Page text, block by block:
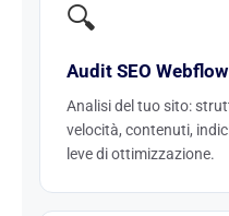
🔍
Audit SEO Webflow
Analisi del tuo sito:
velocità, contenuti,
leve di ottimizzazione.